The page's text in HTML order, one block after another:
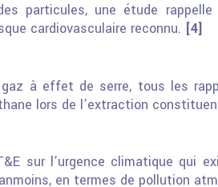
particules, une étude
cardiovasculaire reconnu. [4]
à effet de serre, tous les
lors de l’extraction
sur l’urgence climatique qui
en termes de pollution